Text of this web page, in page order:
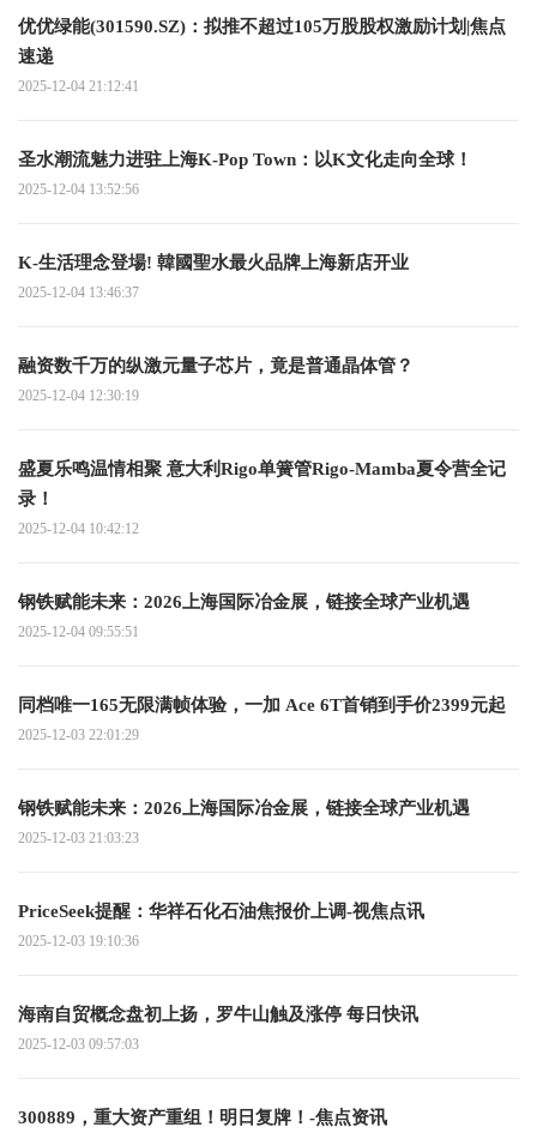
优优绿能(301590.SZ)：拟推不超过105万股股权激励计划|焦点
速递
2025-12-04 21:12:41
圣水潮流魅力进驻上海K-Pop Town：以K文化走向全球！
2025-12-04 13:52:56
K-生活理念登場! 韓國聖水最火品牌上海新店开业
2025-12-04 13:46:37
融资数千万的纵激元量子芯片，竟是普通晶体管？
2025-12-04 12:30:19
盛夏乐鸣温情相聚 意大利Rigo单簧管Rigo-Mamba夏令营全记
录！
2025-12-04 10:42:12
钢铁赋能未来：2026上海国际冶金展，链接全球产业机遇
2025-12-04 09:55:51
同档唯一165无限满帧体验，一加 Ace 6T首销到手价2399元起
2025-12-03 22:01:29
钢铁赋能未来：2026上海国际冶金展，链接全球产业机遇
2025-12-03 21:03:23
PriceSeek提醒：华祥石化石油焦报价上调-视焦点讯
2025-12-03 19:10:36
海南自贸概念盘初上扬，罗牛山触及涨停 每日快讯
2025-12-03 09:57:03
300889，重大资产重组！明日复牌！-焦点资讯